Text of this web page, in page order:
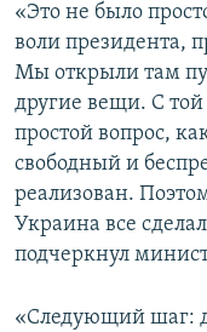
«Это не было
воли президента,
Мы открыли там
другие вещи. С
простой вопрос,
свободный и
реализован.
Украина все
подчеркнул
«Следующий шаг: